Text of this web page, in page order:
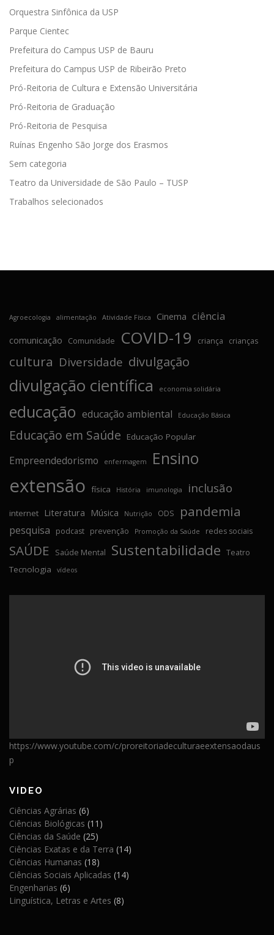
Orquestra Sinfônica da USP
Parque Cientec
Prefeitura do Campus USP de Bauru
Prefeitura do Campus USP de Ribeirão Preto
Pró-Reitoria de Cultura e Extensão Universitária
Pró-Reitoria de Graduação
Pró-Reitoria de Pesquisa
Ruínas Engenho São Jorge dos Erasmos
Sem categoria
Teatro da Universidade de São Paulo – TUSP
Trabalhos selecionados
Agroecologia alimentação Atividade Física Cinema ciência
comunicação Comunidade COVID-19 criança crianças
cultura Diversidade divulgação
divulgação científica economia solidária
educação educação ambiental Educação Básica
Educação em Saúde Educação Popular
Empreendedorismo enfermagem Ensino
extensão física História imunologia inclusão
internet Literatura Música Nutrição ODS pandemia
pesquisa podcast prevenção Promoção da Saúde redes sociais
SAÚDE Saúde Mental Sustentabilidade Teatro
Tecnologia vídeos
https://www.youtube.com/c/proreitoriadeculturaeextensaodaus
p
VIDEO
Ciências Agrárias (6)
Ciências Biológicas (11)
Ciências da Saúde (25)
Ciências Exatas e da Terra (14)
Ciências Humanas (18)
Ciências Sociais Aplicadas (14)
Engenharias (6)
Linguística, Letras e Artes (8)